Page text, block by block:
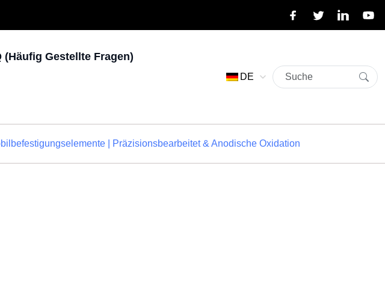
(häufig Gestellte Fragen)
DE
| Präzisionsbearbeitet & Anodische Oxidation